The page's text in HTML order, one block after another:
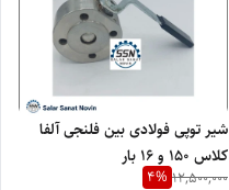
شیر توپی فولادی بین فلنجی آلفا
کلاس ۱۵۰ و ۱۶ بار
12,500,000
4%